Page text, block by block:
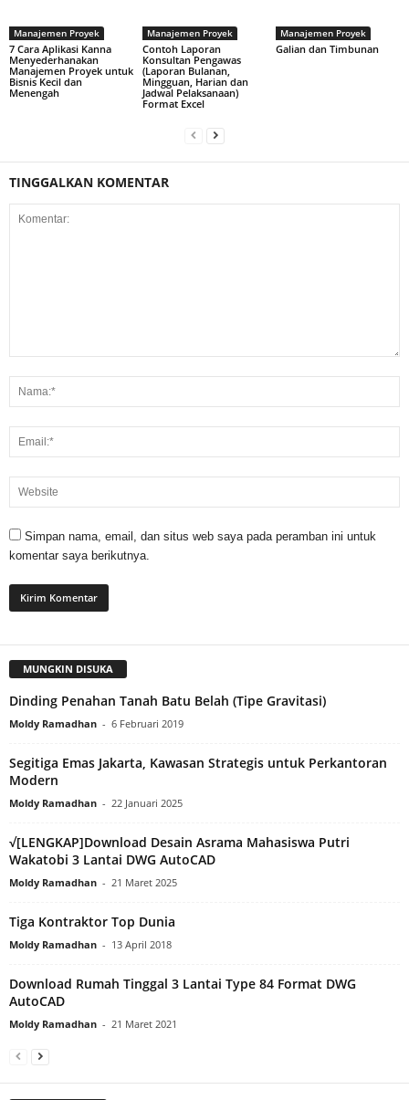
Manajemen Proyek
7 Cara Aplikasi Kanna
Menyederhanakan
Manajemen Proyek untuk
Bisnis Kecil dan
Menengah
Manajemen Proyek
Contoh Laporan
Konsultan Pengawas
(Laporan Bulanan,
Mingguan, Harian dan
Jadwal Pelaksanaan)
Format Excel
Manajemen Proyek
Galian dan Timbunan
TINGGALKAN KOMENTAR
Simpan nama, email, dan situs web saya pada peramban ini untuk
komentar saya berikutnya.
MUNGKIN DISUKA
Dinding Penahan Tanah Batu Belah (Tipe Gravitasi)
Moldy Ramadhan - 6 Februari 2019
Segitiga Emas Jakarta, Kawasan Strategis untuk Perkantoran
Modern
Moldy Ramadhan - 22 Januari 2025
√[LENGKAP]Download Desain Asrama Mahasiswa Putri
Wakatobi 3 Lantai DWG AutoCAD
Moldy Ramadhan - 21 Maret 2025
Tiga Kontraktor Top Dunia
Moldy Ramadhan - 13 April 2018
Download Rumah Tinggal 3 Lantai Type 84 Format DWG
AutoCAD
Moldy Ramadhan - 21 Maret 2021